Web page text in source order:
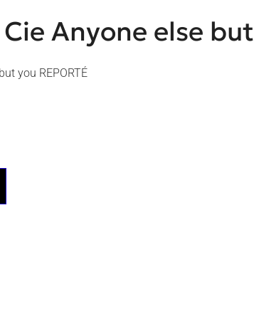
Anyone else